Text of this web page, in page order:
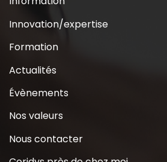
Innovation/expertise
Formation
Actualités
Évènements
Nos valeurs
Nous contacter